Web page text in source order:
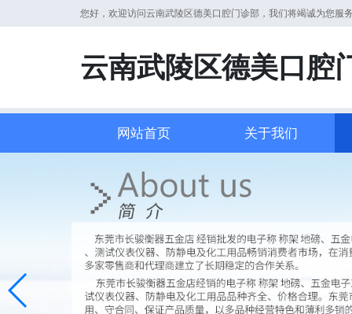
您好，欢迎访问云南武陵区德美口腔门诊部，我们将竭诚为您服
云南武陵区德美口腔
网站首页 关于我们